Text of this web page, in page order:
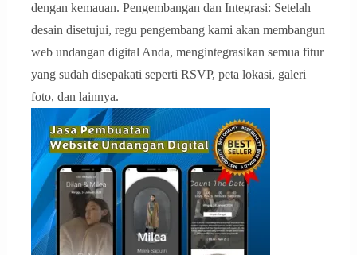
dengan kemauan. Pengembangan dan Integrasi: Setelah
desain disetujui, regu pengembang kami akan membangun
web undangan digital Anda, mengintegrasikan semua fitur
yang sudah disepakati seperti RSVP, peta lokasi, galeri
foto, dan lainnya.